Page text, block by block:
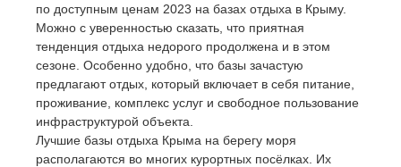
по доступным ценам 2023 на базах отдыха в Крыму.
Можно с уверенностью сказать, что приятная
тенденция отдыха недорого продолжена и в этом
сезоне. Особенно удобно, что базы зачастую
предлагают отдых, который включает в себя питание,
проживание, комплекс услуг и свободное пользование
инфраструктурой объекта.
Лучшие базы отдыха Крыма на берегу моря
располагаются во многих курортных посёлках. Их